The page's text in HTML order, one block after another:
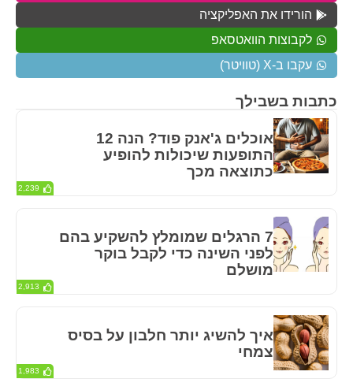
כתבות בשבילך
אוכלים ג'אנק פוד? הנה 12
התופעות שיכולות להופיע
כתוצאה מכך
2,239
7 הרגלים שמומלץ להשקיע בהם
לפני השינה כדי לקבל בוקר
מושלם
2,913
איך להשיג יותר חלבון על בסיס
צמחי
1,983
הורידו את האפליקציה
לקבוצות הוואטסאפ
עקבו ב-X (טוויטר)